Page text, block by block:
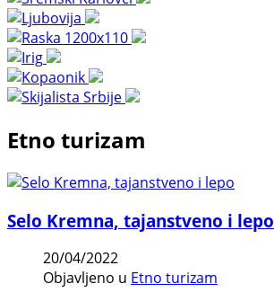
Etno turizam
Selo Kremna, tajanstveno i lepo
20/04/2022
Objavljeno u Etno turizam